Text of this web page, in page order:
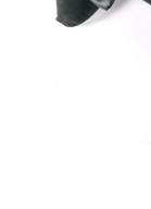
Es liegt in
Haustieren
Menschen
sie
ist es